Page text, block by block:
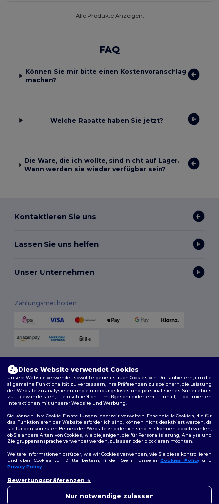
Alle Produkte Anzeigen.
FAQ
Können Sie mir bitte einen Kostenvoranschlag
machen?
Welche Rabatte haben Sie jetzt?
Die Ware, die ich wollte, sind nicht auf Lager.
Wann werden sie wieder verfügbar sein?
Kontaktieren Sie uns
Lassen Sie uns helfen
Unser Unternehmen
Zahlungsmethoden
Allgemeine Geschäftsbedingungen
Datenschutzbestimmungen|Cookie-Richtlinie|Site Map
Folge uns
Diese Website verwendet Cookies
Unsere Website verwendet sowohl eigene als auch Cookies von Drittanbietern, um die
allgemeine Funktionalität zu verbessern, Ihre Präferenzen zu speichern, die Leistung
der Website zu analysieren und ein reibungsloses und personalisiertes Surferlebnis
zu gewährleisten, einschließlich maßgeschneidertem Inhalt, optimierten
Interaktionen mit unserer Website und Werbung.
Sie können Ihre Cookie-Einstellungen jederzeit verwalten. Essenzielle Cookies, die für
das Funktionieren der Website erforderlich sind, können nicht deaktiviert werden, da
sie für den korrekten Betrieb der Website erforderlich sind. Sie können jedoch wählen,
ob Sie andere Arten von Cookies, wie diejenigen, die für Personalisierung, Analyse und
Zielgruppenansprache verwendet werden, zulassen oder blockieren möchten.
Weitere Informationen darüber, wie wir Cookies verwenden, wie Sie diese kontrollieren
und über Cookies von Drittanbietern, finden Sie in unsererCookies Policyund
Privacy Policy.
Bewertungspräferenzen
Nur notwendige zulassen
uns jederzeit kontaktieren.